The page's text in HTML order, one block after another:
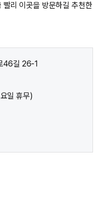
리 이곳을 방문하길 추천한
46길 26-1
일 휴무)